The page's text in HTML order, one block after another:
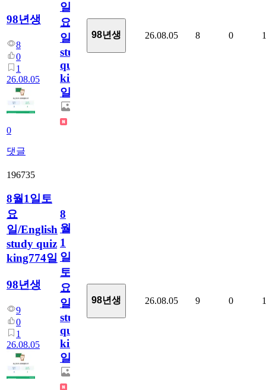
98년생
8
0
1
26.08.05
0
댓글
일
요
일/English
study
quiz
king775
일
98년생 26.08.05 8 0 1
196735
8월1일토
요
일/English
study quiz
king774일
98년생
9
0
1
26.08.05
8
월
1
일
토
요
일/English
study
quiz
king774
일
98년생 26.08.05 9 0 1